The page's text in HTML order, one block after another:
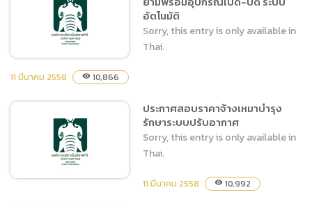
ประกาศสอบราคาซื้อพรมดัก
ประกาศสอบราคาจ้างก่อสร้าง
ป้อมยามพร้อมอุปกรณ์เปิด-
ปิด ระบบอัตโนมัติ
อัตโนมัติ
Sorry, this entry is only available in
Thai.
11 มีนาคม 2558 visibility 10,866
ประกาศสอบราคาจ้างเหมาบำรุง
รักษาระบบปรับอากาศ
Sorry, this entry is only available in
Thai.
11 มีนาคม 2558 visibility 10,992